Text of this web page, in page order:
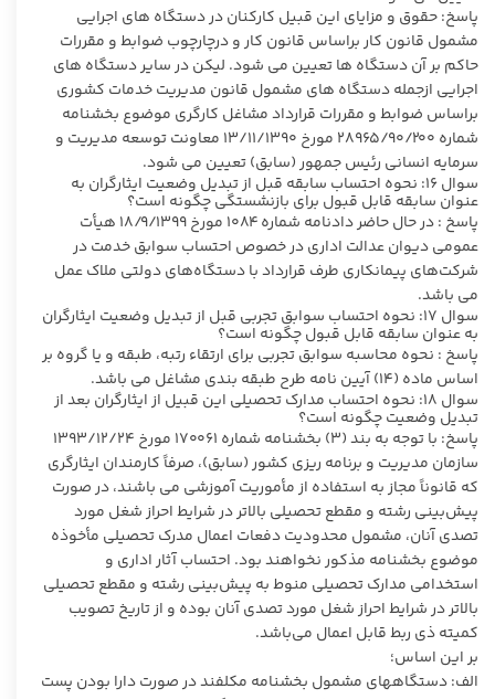
پاسخ: حقوق و مزایای این قبیل کارکنان در دستگاه های اجرایی
مشمول قانون کار براساس قانون کار و درچارچوب ضوابط و مقررات
حاکم بر آن دستگاه ها تعیین می شود. لیکن در سایر دستگاه های
اجرایی ازجمله دستگاه های مشمول قانون مدیریت خدمات کشوری
براساس ضوابط و مقررات قرارداد مشاغل کارگری موضوع بخشنامه
شماره ۲۸۹۶۵/۹۰/۲۰۰ مورخ ۱۳/۱۱/۱۳۹۰ معاونت توسعه مدیریت و
سرمایه انسانی رئیس جمهور (سابق) تعیین می شود.
سوال ۱۶: نحوه احتساب سابقه قبل از تبدیل وضعیت ایثارگران به
عنوان سابقه قابل قبول برای بازنشستگی چگونه است؟
پاسخ : در حال حاضر دادنامه شماره ۱۰۸۴ مورخ ۱۸/۹/۱۳۹۹ هیأت
عمومی دیوان عدالت اداری در خصوص احتساب سوابق خدمت در
شرکت‌های پیمانکاری طرف قرارداد با دستگاه‌های دولتی ملاک عمل
می باشد.
سوال ۱۷: نحوه احتساب سوابق تجربی قبل از تبدیل وضعیت ایثارگران
به عنوان سابقه قابل قبول چگونه است؟
پاسخ : نحوه محاسبه سوابق تجربی برای ارتقاء رتبه، طبقه و یا گروه بر
اساس ماده (۱۴) آیین نامه طرح طبقه بندی مشاغل می باشد.
سوال ۱۸: نحوه احتساب مدارک تحصیلی این قبیل از ایثارگران بعد از
تبدیل وضعیت چگونه است؟
پاسخ: با توجه به بند (۳) بخشنامه شماره ۱۷۰۰۶۱ مورخ ۲۴‏‏‏‏‏‏‏‏/۱۲‏‏‏‏‏‏‏‏/۱۳۹۳
سازمان مدیریت و برنامه ریزی کشور (سابق)، صرفاً کارمندان ایثارگری
که قانوناً مجاز به استفاده از مأموریت آموزشی می باشند، در صورت
پیش‌بینی رشته و مقطع تحصیلی بالاتر در شرایط احراز شغل مورد
تصدی آنان، مشمول محدودیت دفعات اعمال مدرک تحصیلی مأخوذه
موضوع بخشنامه مذکور نخواهند بود. احتساب آثار اداری و
استخدامی مدارک تحصیلی منوط به پیش‌بینی رشته و مقطع تحصیلی
بالاتر در شرایط احراز شغل مورد تصدی آنان بوده و از تاریخ تصویب
کمیته ذی ربط قابل اعمال می‌باشد.
بر این اساس؛
الف: دستگاههای مشمول بخشنامه مکلفند در صورت دارا بودن پست